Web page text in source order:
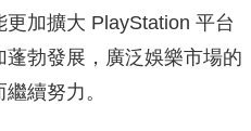
加擴大 PlayStation 平台
勃發展，廣泛娛樂市場的
續努力。